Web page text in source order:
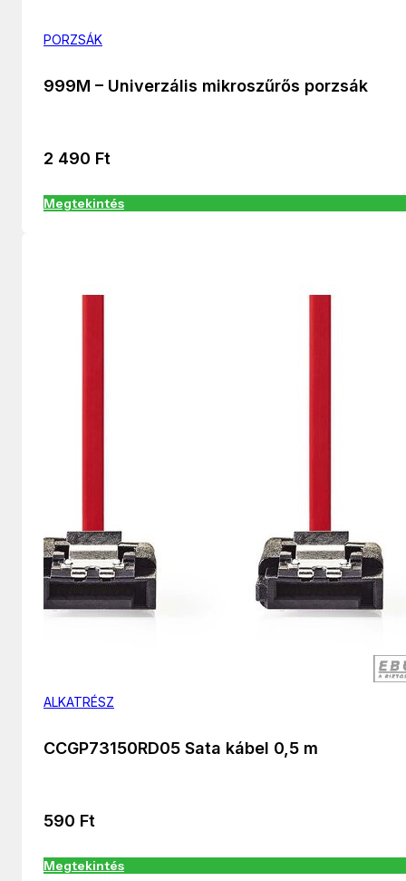
PORZSÁK
999M – Univerzális mikroszűrős porzsák
2 490 Ft
Megtekintés
ALKATRÉSZ
CCGP73150RD05 Sata kábel 0,5 m
590 Ft
Megtekintés